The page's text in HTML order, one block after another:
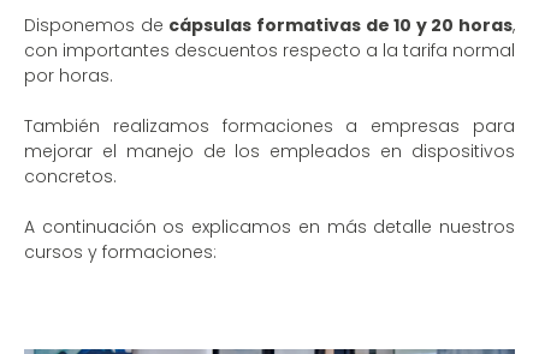
Disponemos de cápsulas formativas de 10 y 20 horas,
con importantes descuentos respecto a la tarifa normal
por horas.
También realizamos formaciones a empresas para
mejorar el manejo de los empleados en dispositivos
concretos.
A continuación os explicamos en más detalle nuestros
cursos y formaciones: